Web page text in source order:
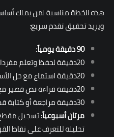
هذه الخطة مناسبة لمن يملك
ويريد تحقيق تقدم سريع:
90دقيقة يومياً:
20دقيقة لحفظ وتعلم مفردات جديدة.
20دقيقة استماع مع حل الأسئلة مباشرة.
20دقيقة قراءة نص قصير مع استخراج الأفكار الرئيسية.
30دقيقة مراجعة أو كتابة قطعة قصيرة.
مرتان أسبوعياً: تسجيل
تحليله للتعرف على نقاط